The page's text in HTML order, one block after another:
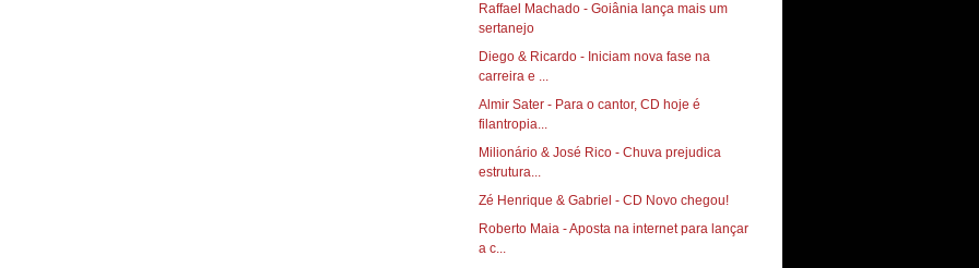
Raffael Machado - Goiânia lança mais um
sertanejo
Diego & Ricardo - Iniciam nova fase na
carreira e ...
Almir Sater - Para o cantor, CD hoje é
filantropia...
Milionário & José Rico - Chuva prejudica
estrutura...
Zé Henrique & Gabriel - CD Novo chegou!
Roberto Maia - Aposta na internet para lançar
a c...